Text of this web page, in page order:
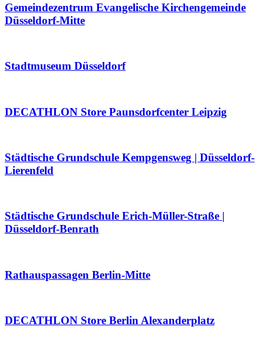
Gemeindezentrum Evangelische Kirchengemeinde
Düsseldorf-Mitte
Stadtmuseum Düsseldorf
DECATHLON Store Paunsdorfcenter Leipzig
Städtische Grundschule Kempgensweg | Düsseldorf-
Lierenfeld
Städtische Grundschule Erich-Müller-Straße |
Düsseldorf-Benrath
Rathauspassagen Berlin-Mitte
DECATHLON Store Berlin Alexanderplatz